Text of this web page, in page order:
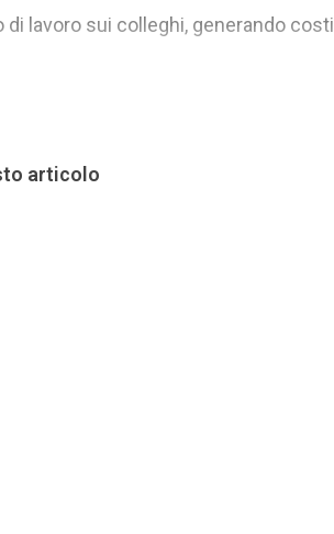
lavoro sui colleghi, generando costi
articolo